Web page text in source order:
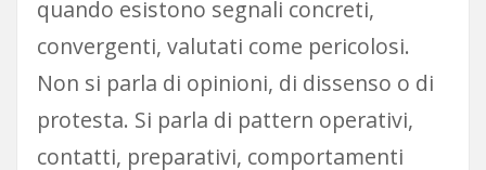
quando esistono segnali concreti,
convergenti, valutati come pericolosi.
Non si parla di opinioni, di dissenso o di
protesta. Si parla di pattern operativi,
contatti, preparativi, comportamenti